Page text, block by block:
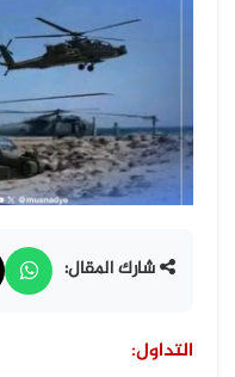
شارك المقال:
التداول: